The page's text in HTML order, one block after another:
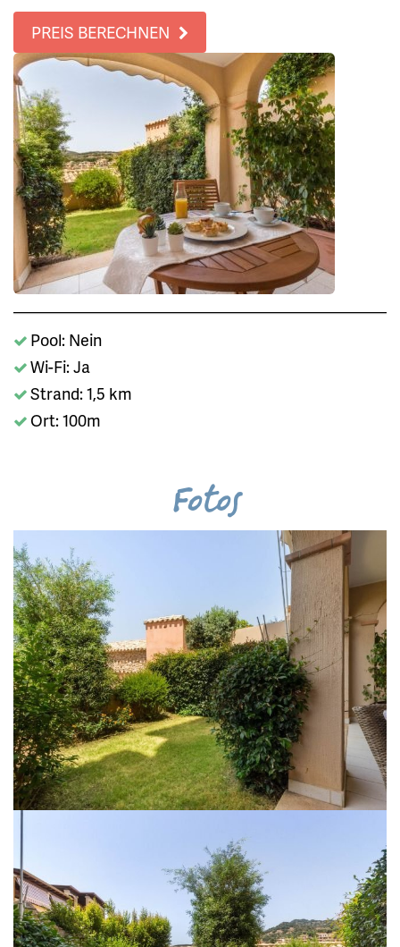
PREIS BERECHNEN
Pool: Nein
Wi-Fi: Ja
Strand: 1,5 km
Ort: 100m
Fotos